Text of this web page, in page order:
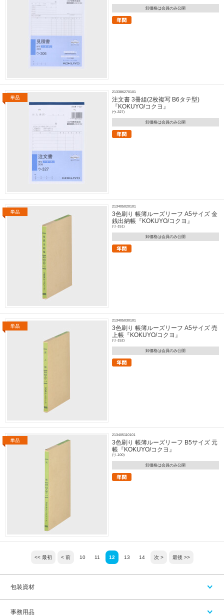
卸価格は会員のみ公開
213386270101
注文書 3冊組(2枚複写 B6タテ型)
『KOKUYO/コクヨ』
(ウ-327)
卸価格は会員のみ公開
213405020101
3色刷り 帳簿ルーズリーフ A5サイズ 金
銭出納帳『KOKUYO/コクヨ』
(リ-151)
卸価格は会員のみ公開
213405030101
3色刷り 帳簿ルーズリーフ A5サイズ 売
上帳『KOKUYO/コクヨ』
(リ-152)
卸価格は会員のみ公開
213405110101
3色刷り 帳簿ルーズリーフ B5サイズ 元
帳『KOKUYO/コクヨ』
(リ-100)
卸価格は会員のみ公開
<< 最初 < 前 10 11 12 13 14 次 > 最後 >>
包装資材
事務用品